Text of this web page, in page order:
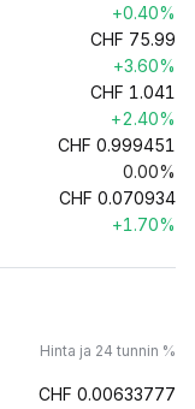
+0.40%
CHF 75.99
+3.60%
CHF 1.041
+2.40%
CHF 0.999451
0.00%
CHF 0.070934
+1.70%
Hinta ja 24 tunnin %
CHF 0.00633777